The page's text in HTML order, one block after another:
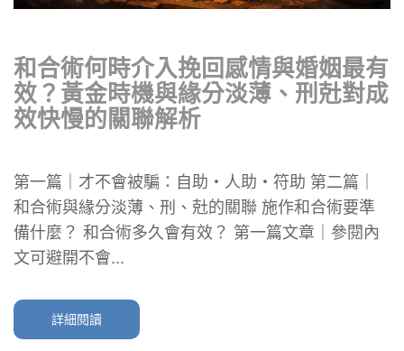
和合術何時介入挽回感情與婚姻最有
效？黃金時機與緣分淡薄、刑兙對成
效快慢的關聯解析
第一篇｜才不會被騙：自助・人助・符助 第二篇｜
和合術與緣分淡薄、刑、兙的關聯 施作和合術要準
備什麼？ 和合術多久會有效？ 第一篇文章｜參閱內
文可避開不會...
詳細閱讀